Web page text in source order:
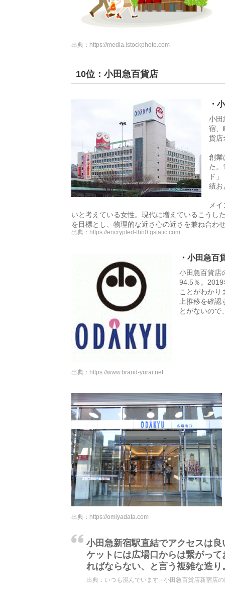
出典： https://media.istockphoto.com
10位：小田急百貨店
・
小田
宿、
貨店
創業
た。
ド
績お
メ
いと考えている女性。現代に増えているこうし
を目標とし、物理的な近さ心の近さを兼ね合わ
出典： https://encrypted-tbn0.gstatic.com
・小田急百
小田急百貨店
94.5％。
ことがわかり
上推移を確
とがないので
出典： https://www.brand-yurai.net
出典： https://omiyadata.com
小田急新宿駅直結でアクセスは
ケットには広場口からは繋がっ
ればならない、と言う複雑な造
出典： いつも混んでいます - 小田急百貨店新宿店